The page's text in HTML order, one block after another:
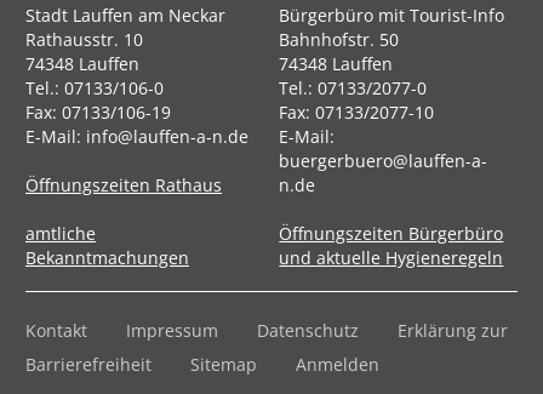
Stadt Lauffen am Neckar
Rathausstr. 10
74348 Lauffen
Tel.: 07133/106-0
Fax: 07133/106-19
E-Mail: info@lauffen-a-n.de
Öffnungszeiten Rathaus
amtliche
Bekanntmachungen
Bürgerbüro mit Tourist-Info
Bahnhofstr. 50
74348 Lauffen
Tel.:07133/2077-0
Fax: 07133/2077-10
E-Mail:
buergerbuero@lauffen-a-
n.de
Öffnungszeiten Bürgerbüro
und aktuelle Hygieneregeln
Kontakt Impressum Datenschutz
Erklärung zur
Barrierefreiheit
Sitemap Anmelden